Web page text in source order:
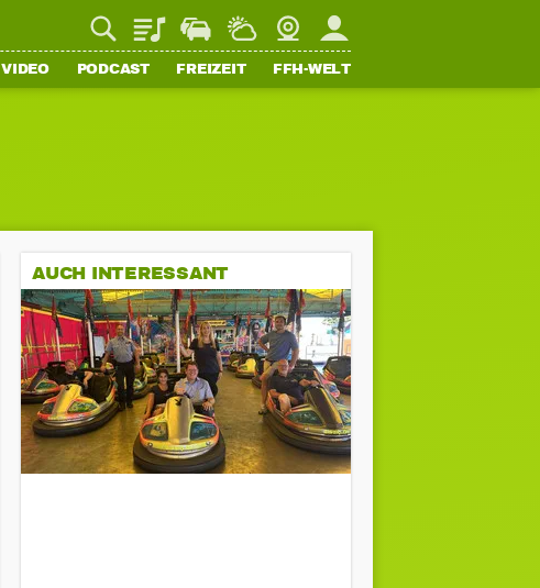
PlaylistStaupilotWetterWebcamMein FFH
VIDEO PODCAST FREIZEIT FFH-WELT
AUCH INTERESSANT